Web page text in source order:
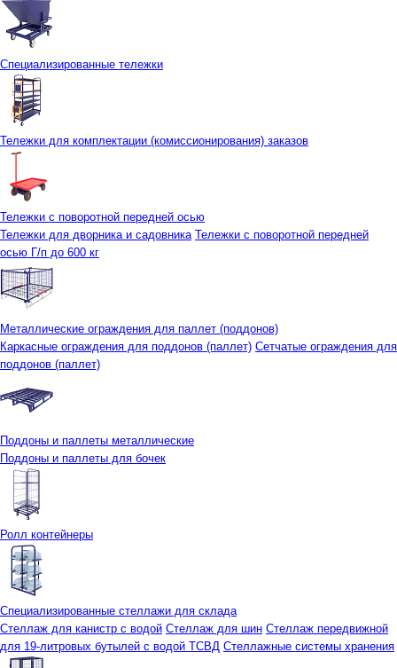
Специализированные тележки
Тележки для комплектации (комиссионирования) заказов
Тележки с поворотной передней осью
Тележки для дворника и садовника Тележки с поворотной передней
осью Г/п до 600 кг
Металлические ограждения для паллет (поддонов)
Каркасные ограждения для поддонов (паллет) Сетчатые ограждения для
поддонов (паллет)
Поддоны и паллеты металлические
Поддоны и паллеты для бочек
Ролл контейнеры
Специализированные стеллажи для склада
Стеллаж для канистр с водой Стеллаж для шин Стеллаж передвижной
для 19-литровых бутылей с водой ТСВД Стеллажные системы хранения